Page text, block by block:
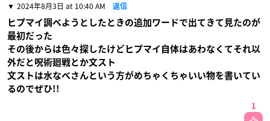
2024年8月3日 at 10:40 AM 返信
ヒプマイ調べようとしたときの追加ワードで出てきて見たのが
最初だった
その後からは色々探したけどヒプマイ自体はあわなくてそれ以
外だと呪術廻戦とか文スト
文ストは水なべさんという方がめちゃくちゃいい物を書いてい
るのでぜひ!!
1